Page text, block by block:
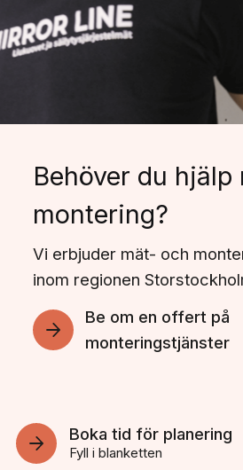
Behöver du hjälp
montering?
Vi erbjuder mät- och
inom regionen
Be om en offert på
monteringstjänster
Boka tid för planering
Fyll i blanketten